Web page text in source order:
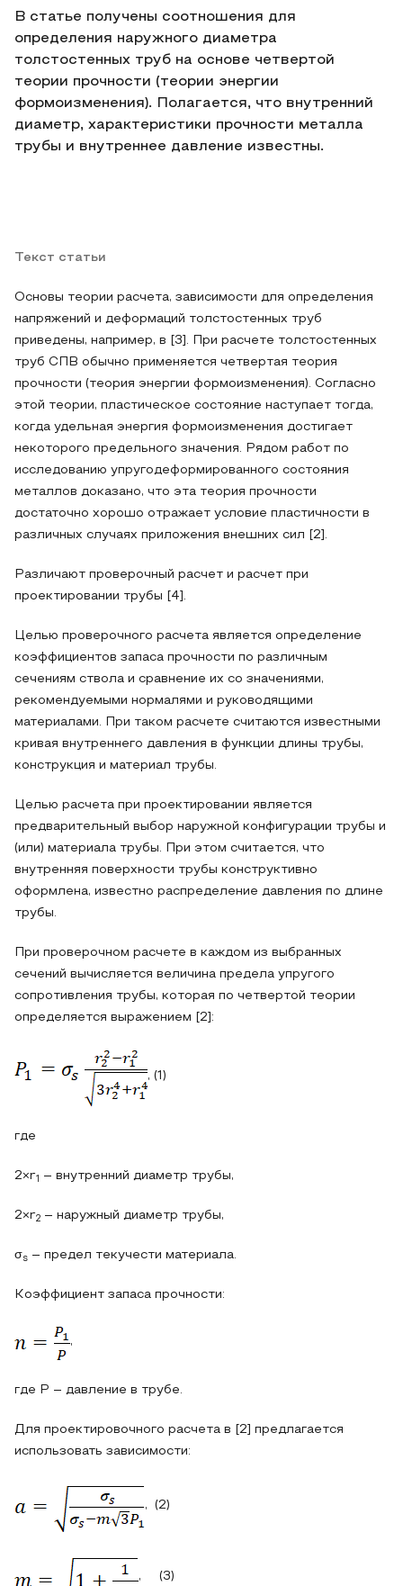
В статье получены соотношения для
определения наружного диаметра
толстостенных труб на основе четвертой
теории прочности (теории энергии
формоизменения). Полагается, что внутренний
диаметр, характеристики прочности металла
трубы и внутреннее давление известны.
Текст статьи
Основы теории расчета, зависимости для определения
напряжений и деформаций толстостенных труб
приведены, например, в [3]. При расчете толстостенных
труб СПВ обычно применяется четвертая теория
прочности (теория энергии формоизменения). Согласно
этой теории, пластическое состояние наступает тогда,
когда удельная энергия формоизменения достигает
некоторого предельного значения. Рядом работ по
исследованию упругодеформированного состояния
металлов доказано, что эта теория прочности
достаточно хорошо отражает условие пластичности в
различных случаях приложения внешних сил [2].
Различают проверочный расчет и расчет при
проектировании трубы [4].
Целью проверочного расчета является определение
коэффициентов запаса прочности по различным
сечениям ствола и сравнение их со значениями,
рекомендуемыми нормалями и руководящими
материалами. При таком расчете считаются известными
кривая внутреннего давления в функции длины трубы,
конструкция и материал трубы.
Целью расчета при проектировании является
предварительный выбор наружной конфигурации трубы и
(или) материала трубы. При этом считается, что
внутренняя поверхности трубы конструктивно
оформлена, известно распределение давления по длине
трубы.
При проверочном расчете в каждом из выбранных
сечений вычисляется величина предела упругого
сопротивления трубы, которая по четвертой теории
определяется выражением [2]:
, (1)
где
2×r1 – внутренний диаметр трубы,
2×r2 – наружный диаметр трубы,
σs – предел текучести материала.
Коэффициент запаса прочности:
,
где P – давление в трубе.
Для проектировочного расчета в [2] предлагается
использовать зависимости:
, (2)
, (3)